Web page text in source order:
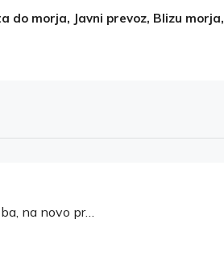
do morja, Javni prevoz, Blizu morja,
Kostrena, 3 spalnice + dnevna soba, na novo prenovljeno stanovanje za najem